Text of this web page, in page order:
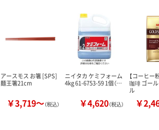
アースモス お箸 [SPS]
麺王箸21cm
￥3,719～（税込）
ニイタカ ケミフォーム
4kg 61-6753-59 1個（…
￥4,620（税込）
【コーヒー
珈琲 ゴー
ル
￥